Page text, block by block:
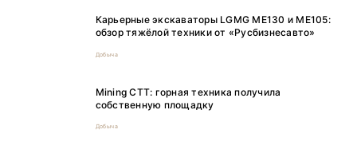
Карьерные экскаваторы LGMG ME130 и ME105:
обзор тяжёлой техники от «Русбизнесавто»
Добыча
Mining CTT: горная техника получила
собственную площадку
Добыча